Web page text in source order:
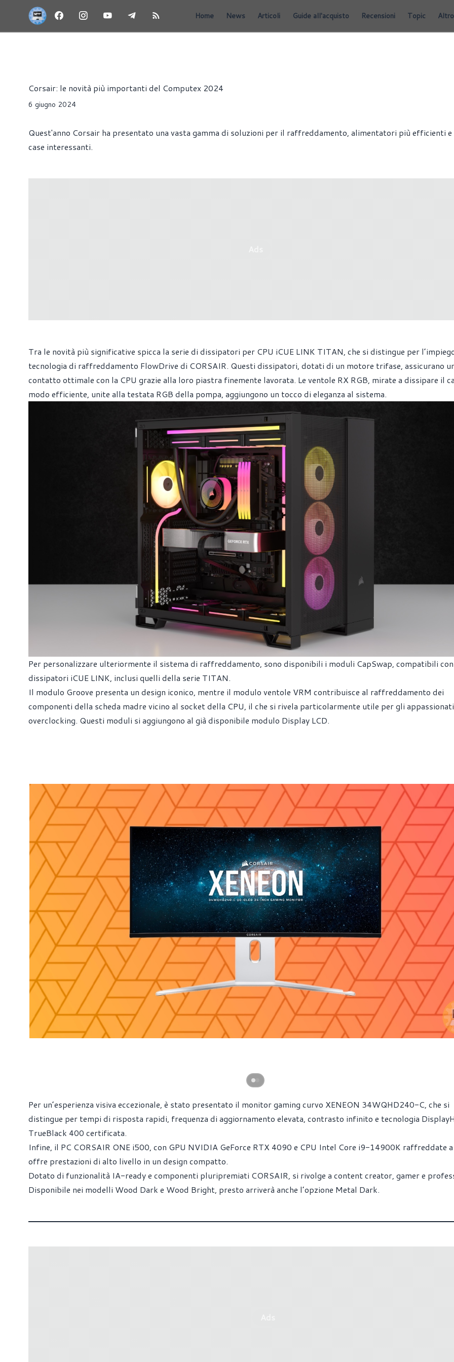
Home News Articoli Guide all'acquisto Recensioni Topic Altro
Corsair: le novità più importanti del Computex 2024
6 giugno 2024
Quest'anno Corsair ha presentato una vasta gamma di soluzioni per il raffreddamento, alimentatori più efficienti e
case interessanti.
Tra le novità più significative spicca la serie di dissipatori per CPU iCUE LINK TITAN, che si distingue per
tecnologia di raffreddamento FlowDrive di CORSAIR. Questi dissipatori, dotati di un motore trifase, assicurano
contatto ottimale con la CPU grazie alla loro piastra finemente lavorata. Le ventole RX RGB, mirate a dissipare il
modo efficiente, unite alla testata RGB della pompa, aggiungono un tocco di eleganza al sistema.
Per personalizzare ulteriormente il sistema di raffreddamento, sono disponibili i moduli CapSwap, compatibili
dissipatori iCUE LINK, inclusi quelli della serie TITAN.
Il modulo Groove presenta un design iconico, mentre il modulo ventole VRM contribuisce al raffreddamento dei
componenti della scheda madre vicino al socket della CPU, il che si rivela particolarmente utile per gli
overclocking. Questi moduli si aggiungono al già disponibile modulo Display LCD.
Per un’esperienza visiva eccezionale, è stato presentato il monitor gaming curvo XENEON 34WQHD240-C, che si
distingue per tempi di risposta rapidi, frequenza di aggiornamento elevata, contrasto infinito e tecnologia
TrueBlack 400 certificata.
Infine, il PC CORSAIR ONE i500, con GPU NVIDIA GeForce RTX 4090 e CPU Intel Core i9-14900K raffreddate
offre prestazioni di alto livello in un design compatto.
Dotato di funzionalità IA-ready e componenti pluripremiati CORSAIR, si rivolge a content creator, gamer e
Disponibile nei modelli Wood Dark e Wood Bright, presto arriverà anche l’opzione Metal Dark.